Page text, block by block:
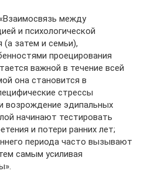
между
и психологической
(а затем и семьи),
проецирования
важной в течение всей
она становится в
стрессы
возрождение эдипальных
начинают тестировать
и потери ранних лет;
периода часто вызывают
самым усиливая